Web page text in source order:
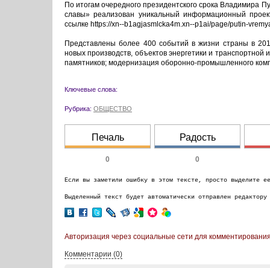
По итогам очередного президентского срока Владимира
славы» реализован уникальный информационный
ссылке https://xn--b1agjasmlcka4m.xn--p1ai/page/putin-
Представлены более 400 событий в жизни страны в
новых производств, объектов энергетики и
памятников; модернизация оборонно-промышленного
Ключевые слова:
Рубрика: ОБЩЕСТВО
Печаль
0
Радость
0
Если вы заметили ошибку в этом тексте, просто выделите
Выделенный текст будет автоматически отправлен редактору
Авторизация через социальные сети для
Комментарии (0)